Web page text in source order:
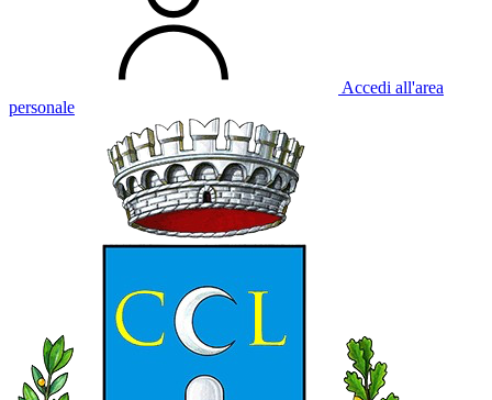
Accedi all'area
personale